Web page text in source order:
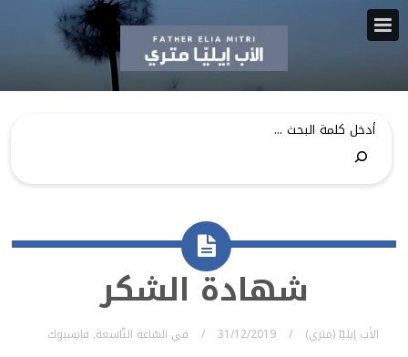
شهادة الشكر
الأب إيليّا (متري) 31/12/2019 في السّاعة التّاسعة, فايسبوك